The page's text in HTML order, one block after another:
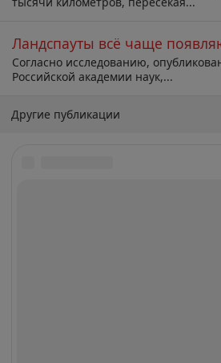
Ландспауты всё чаще
Согласно исследованию,
Российской академии наук,...
Другие публикации